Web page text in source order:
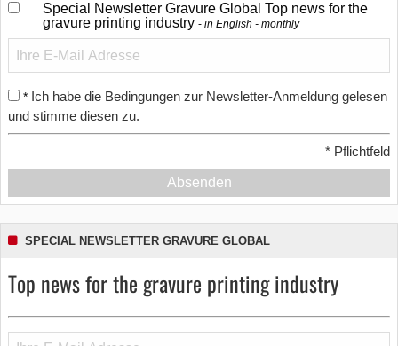
Special Newsletter Gravure Global Top news for the
gravure printing industry
in English - monthly
* Ich habe die Bedingungen zur Newsletter-Anmeldung gelesen
und stimme diesen zu.
* Pflichtfeld
Absenden
SPECIAL NEWSLETTER GRAVURE GLOBAL
Top news for the gravure printing industry